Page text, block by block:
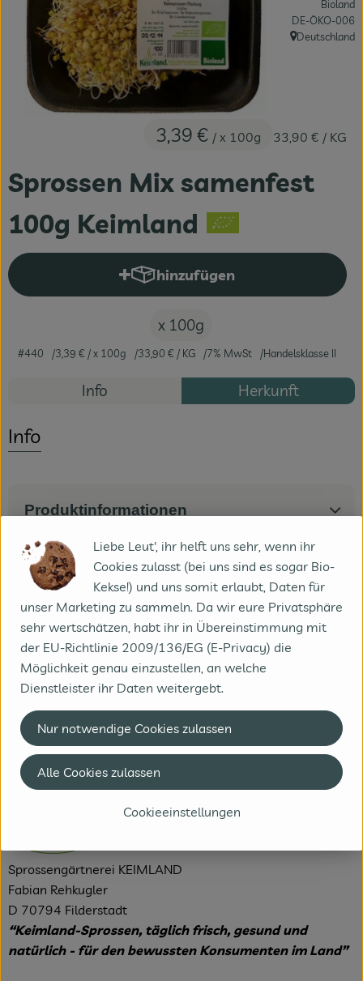
Fleisch & Fisch
Bäckerei
Vorratskammer
Drogerie
Sprossen Mix samenfest
100g Keimland
3,39 € / x 100g 33,90 € / KG
Bioland
, Kontrollstelle:
DE-ÖKO-006
, Herkunft:
Deutschland
hinzufügen
Produkt zum Warenkorb
x 100g
#440 3,39 € / x 100g 33,90 € / KG 7% MwSt Handelsklasse II
Info Herkunft
Info
Produktinformationen
Zutaten
Produktdatenblatt
Herkunft
Hersteller: Keimland
Sprossengärtnerei KEIMLAND
Fabian Rehkugler
D 70794 Filderstadt
“Keimland-Sprossen, täglich frisch, gesund und
natürlich - für den bewussten Konsumenten im Land”
Liebe Leut', ihr helft uns sehr, wenn ihr
Cookies zulasst (bei uns sind es sogar Bio-
Kekse!) und uns somit erlaubt, Daten für
unser Marketing zu sammeln. Da wir eure Privatsphäre
sehr wertschätzen, habt ihr in Übereinstimmung mit
der EU-Richtlinie 2009/136/EG (E-Privacy) die
Möglichkeit genau einzustellen, an welche
Dienstleister ihr Daten weitergebt.
Cookieeinstellungen
Nur notwendige Cookies zulassen
Alle Cookies zulassen